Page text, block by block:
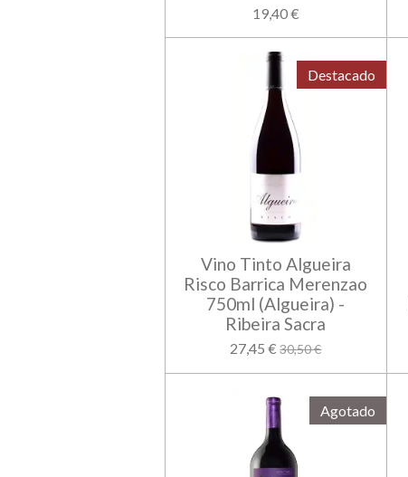
19,40 €
Destacado
Vino Tinto Algueira
Risco Barrica Merenzao
750ml (Algueira) -
Ribeira Sacra
27,45 € 30,50 €
Agotado